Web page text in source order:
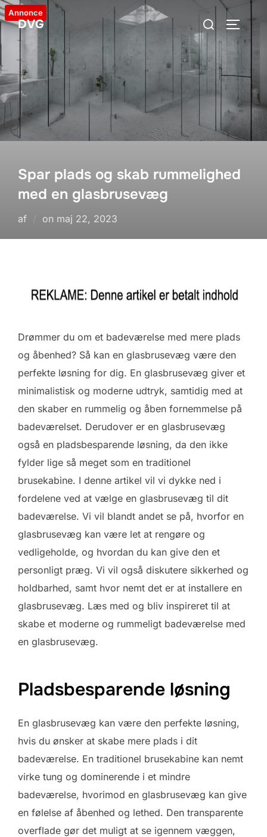
Videre
til
indhold
DVG
Søg
efter:
SLÅ
Annonce
Spar plads og skab rummelighed
med en glasbrusevæg
af on Udgivet
maj 22, 2023
Drømmer du om et badeværelse med mere plads
og åbenhed? Så kan en glasbrusevæg være den
perfekte løsning for dig. En glasbrusevæg giver et
minimalistisk og moderne udtryk, samtidig med at
den skaber en rummelig og åben fornemmelse på
badeværelset. Derudover er en glasbrusevæg
også en pladsbesparende løsning, da den ikke
fylder lige så meget som en traditionel
brusekabine. I denne artikel vil vi dykke ned i
fordelene ved at vælge en glasbrusevæg til dit
badeværelse. Vi vil blandt andet se på, hvorfor en
glasbrusevæg kan være let at rengøre og
vedligeholde, og hvordan du kan give den et
personligt præg. Vi vil også diskutere sikkerhed og
holdbarhed, samt hvor nemt det er at installere en
glasbrusevæg. Læs med og bliv inspireret til at
skabe et moderne og rummeligt badeværelse med
en glasbrusevæg.
Pladsbesparende løsning
En glasbrusevæg kan være den perfekte løsning,
hvis du ønsker at skabe mere plads i dit
badeværelse. En traditionel brusekabine kan nemt
virke tung og dominerende i et mindre
badeværelse, hvorimod en glasbrusevæg kan give
en følelse af åbenhed og lethed. Den transparente
overflade gør det muligt at se igennem væggen,